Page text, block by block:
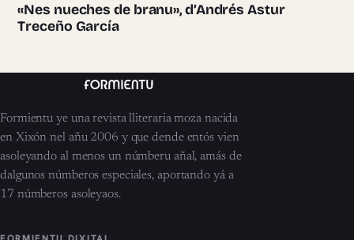
«Nes nueches de branu», d’Andrés Astur
Treceño García
Formientu ye una revista lliteraria moza nacida
en Xixón nel añu 2006 y que dende entós vien
asoleyando al menos un númberu añal, amás de
dalgunos númberos especiales, aportando yá a
17 númberos asoleyaos.